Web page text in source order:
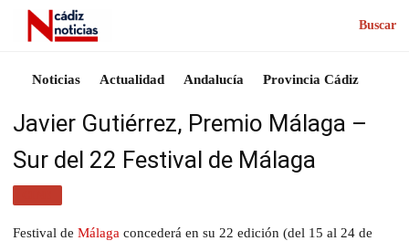
Buscar
Noticias Actualidad Andalucía Provincia Cádiz
Javier Gutiérrez, Premio Málaga –
Sur del 22 Festival de Málaga
Festival de Málaga concederá en su 22 edición (del 15 al 24 de